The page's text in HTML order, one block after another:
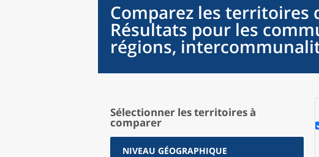
Comparez les territoires
Résultats pour les
régions,
Sélectionner les territoires à
comparer
NIVEAU GÉOGRAPHIQUE